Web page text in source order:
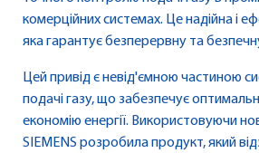
комерційних системах. Це надійна і
яка гарантує безперервну та
Цей привід є невід'ємною частиною
подачі газу, що забезпечує
економію енергії. Використовуючи
SIEMENS розробила продукт, який